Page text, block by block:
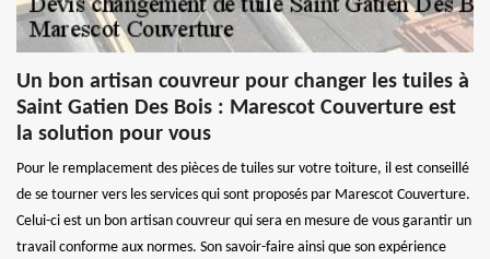
Un bon artisan couvreur pour changer les tuiles à
Saint Gatien Des Bois : Marescot Couverture est
la solution pour vous
Pour le remplacement des pièces de tuiles sur votre toiture, il est conseillé
de se tourner vers les services qui sont proposés par Marescot Couverture.
Celui-ci est un bon artisan couvreur qui sera en mesure de vous garantir un
travail conforme aux normes. Son savoir-faire ainsi que son expérience